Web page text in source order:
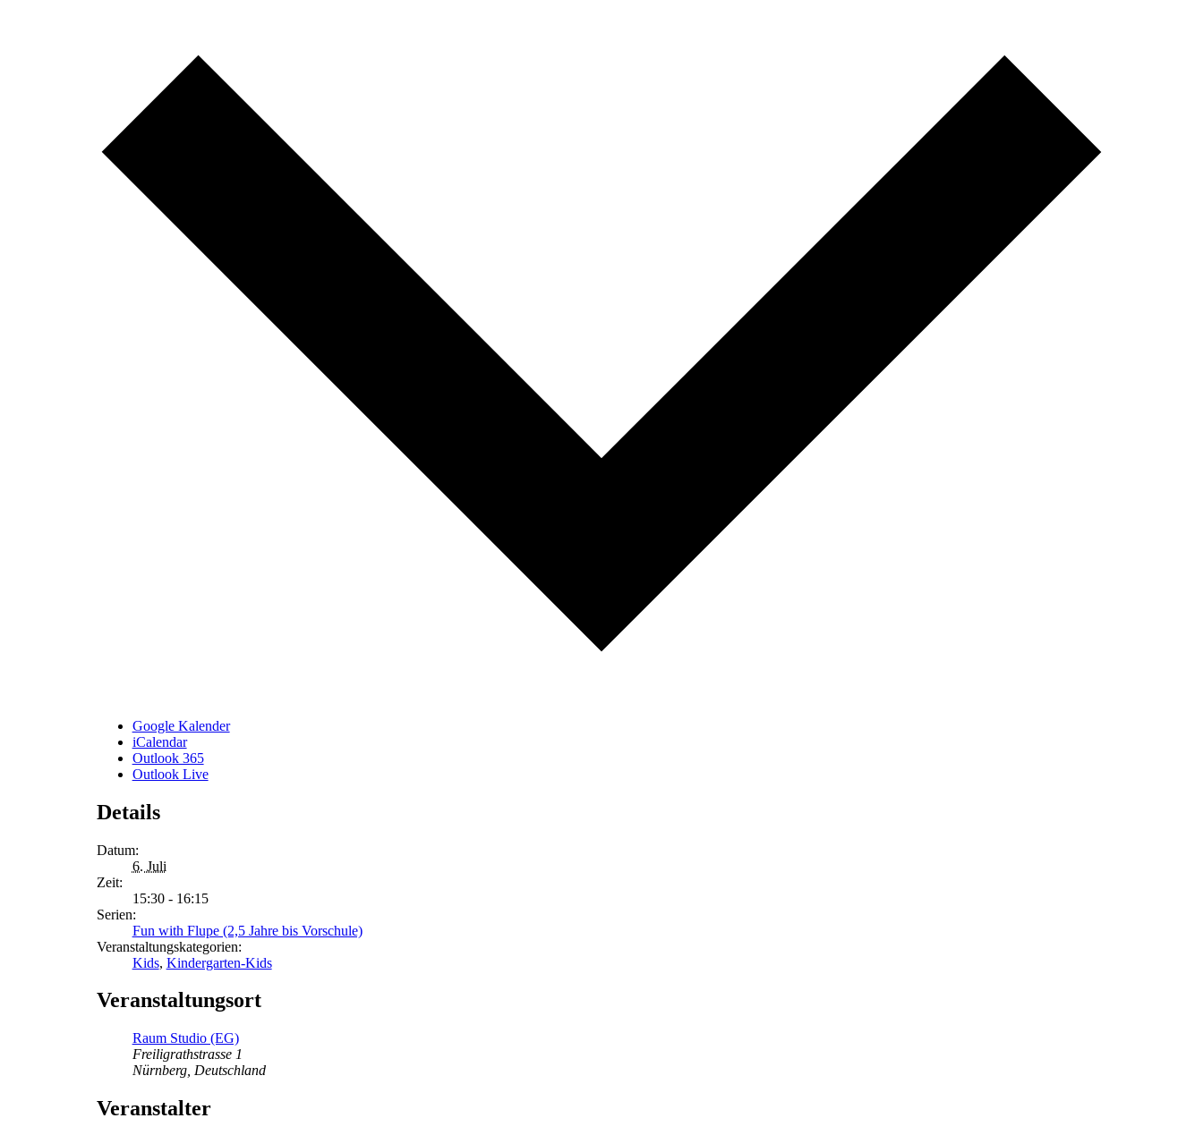
Google Kalender
iCalendar
Outlook 365
Outlook Live
Details
Datum:
6. Juli
Zeit:
15:30 - 16:15
Serien:
Fun with Flupe (2,5 Jahre bis Vorschule)
Veranstaltungskategorien:
Kids, Kindergarten-Kids
Veranstaltungsort
Raum Studio (EG)
Freiligrathstrasse 1
Nürnberg, Deutschland
Veranstalter